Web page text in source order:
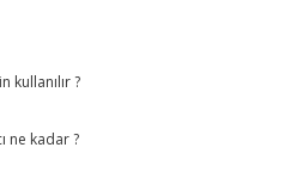
kullanılır ?
ne kadar ?